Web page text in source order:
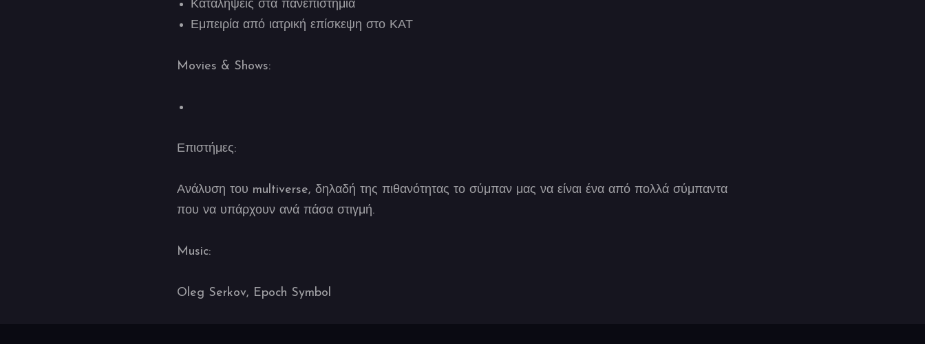
Καταλήψεις στα πανεπιστήμια
Εμπειρία από ιατρική επίσκεψη στο ΚΑΤ
Movies & Shows:
Επιστήμες:
Ανάλυση του multiverse, δηλαδή της πιθανότητας το σύμπαν μας να είναι ένα από πολλά σύμπαντα
που να υπάρχουν ανά πάσα στιγμή.
Music:
Oleg Serkov, Epoch Symbol